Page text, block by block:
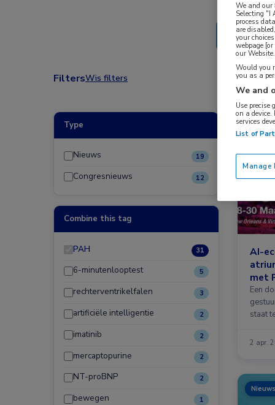
FiltersWis filters
Type
Nieuws 19
Congresnieuws 12
Combine this tag
PAH 31
6-minutenlooptest 5
rechterventrikelfalen 3
artificiële intelligentie 2
imatinib 2
mercaptopurine 2
NT-proBNP 2
bewegen 1
AI-
met
Een
staat
2 apr.
Nieuws
We and our
Selecting "I
process
are
your
webpage
our
Would you
you as a
We and
Use
on a
services
List of
Manage